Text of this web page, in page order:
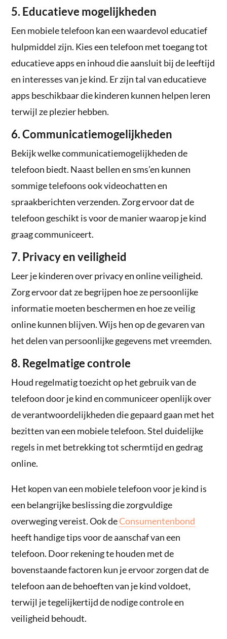
5. Educatieve mogelijkheden
Een mobiele telefoon kan een waardevol educatief
hulpmiddel zijn. Kies een telefoon met toegang tot
educatieve apps en inhoud die aansluit bij de leeftijd
en interesses van je kind. Er zijn tal van educatieve
apps beschikbaar die kinderen kunnen helpen leren
terwijl ze plezier hebben.
6. Communicatiemogelijkheden
Bekijk welke communicatiemogelijkheden de
telefoon biedt. Naast bellen en sms’en kunnen
sommige telefoons ook videochatten en
spraakberichten verzenden. Zorg ervoor dat de
telefoon geschikt is voor de manier waarop je kind
graag communiceert.
7. Privacy en veiligheid
Leer je kinderen over privacy en online veiligheid.
Zorg ervoor dat ze begrijpen hoe ze persoonlijke
informatie moeten beschermen en hoe ze veilig
online kunnen blijven. Wijs hen op de gevaren van
het delen van persoonlijke gegevens met vreemden.
8. Regelmatige controle
Houd regelmatig toezicht op het gebruik van de
telefoon door je kind en communiceer openlijk over
de verantwoordelijkheden die gepaard gaan met het
bezitten van een mobiele telefoon. Stel duidelijke
regels in met betrekking tot schermtijd en gedrag
online.
Het kopen van een mobiele telefoon voor je kind is
een belangrijke beslissing die zorgvuldige
overweging vereist. Ook deConsumentenbond
heeft handige tips voor de aanschaf van een
telefoon. Door rekening te houden met de
bovenstaande factoren kun je ervoor zorgen dat de
telefoon aan de behoeften van je kind voldoet,
terwijl je tegelijkertijd de nodige controle en
veiligheid behoudt.